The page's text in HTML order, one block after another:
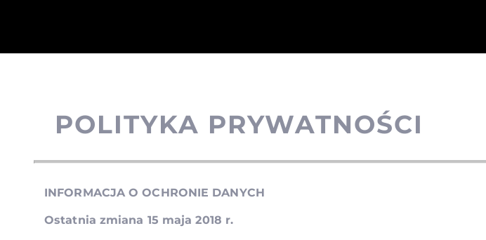
POLITYKA PRYWATNOŚCI
INFORMACJA O OCHRONIE DANYCH
Ostatnia zmiana 15 maja 2018 r.